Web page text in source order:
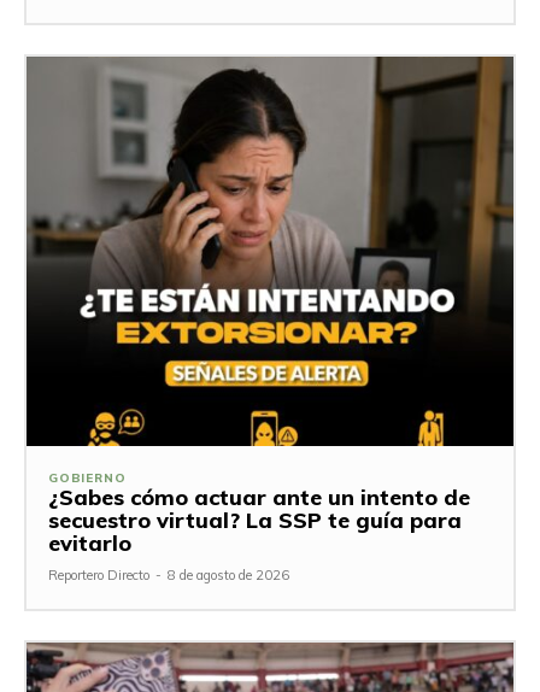
GOBIERNO
¿Sabes cómo actuar ante un intento de
secuestro virtual? La SSP te guía para
evitarlo
Reportero Directo - 8 de agosto de 2026